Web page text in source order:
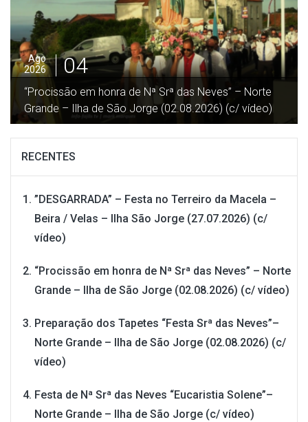
Ago
2026
03
Preparação dos Tapetes “Festa Srª das Neves”–
Norte Grande – Ilha de São Jorge (02.08.2026) (c/
vídeo)
RECENTES
”DESGARRADA” – Festa no Terreiro da Macela –
Beira / Velas – Ilha São Jorge (27.07.2026) (c/
vídeo)
“Procissão em honra de Nª Srª das Neves” – Norte
Grande – Ilha de São Jorge (02.08.2026) (c/ vídeo)
Preparação dos Tapetes “Festa Srª das Neves”–
Norte Grande – Ilha de São Jorge (02.08.2026) (c/
vídeo)
Festa de Nª Srª das Neves “Eucaristia Solene”–
Norte Grande – Ilha de São Jorge (c/ vídeo)